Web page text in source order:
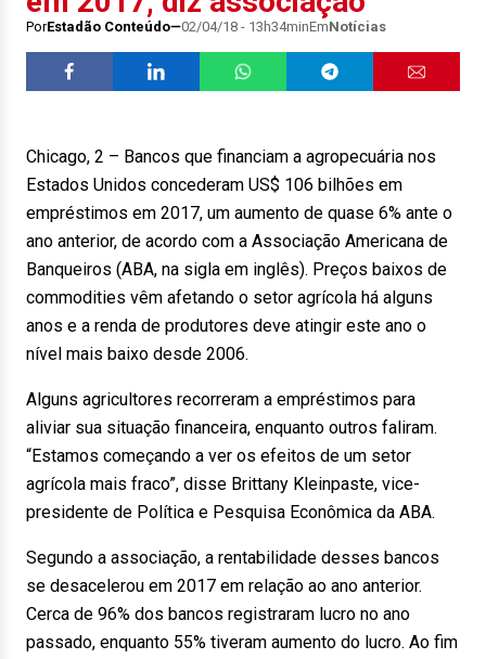
PorEstadão Conteúdo 02/04/18 - 13h34minEmNotícias
Chicago, 2 – Bancos que financiam a agropecuária nos
Estados Unidos concederam US$ 106 bilhões em
empréstimos em 2017, um aumento de quase 6% ante o
ano anterior, de acordo com a Associação Americana de
Banqueiros (ABA, na sigla em inglês). Preços baixos de
commodities vêm afetando o setor agrícola há alguns
anos e a renda de produtores deve atingir este ano o
nível mais baixo desde 2006.
Alguns agricultores recorreram a empréstimos para
aliviar sua situação financeira, enquanto outros faliram.
“Estamos começando a ver os efeitos de um setor
agrícola mais fraco”, disse Brittany Kleinpaste, vice-
presidente de Política e Pesquisa Econômica da ABA.
Segundo a associação, a rentabilidade desses bancos
se desacelerou em 2017 em relação ao ano anterior.
Cerca de 96% dos bancos registraram lucro no ano
passado, enquanto 55% tiveram aumento do lucro. Ao fim